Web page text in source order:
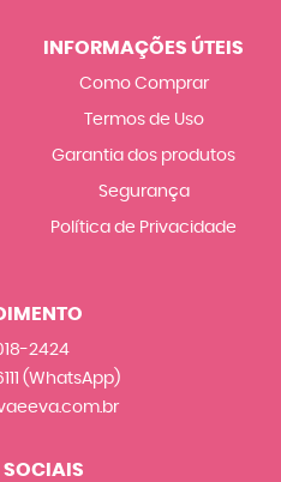
INFORMAÇÕES ÚTEIS
Como Comprar
Termos de Uso
Garantia dos produtos
Segurança
Política de Privacidade
2424
(WhatsApp)
SOCIAIS